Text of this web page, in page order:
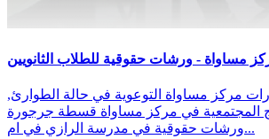
مركز مساواة التوعوية في حالة الطوارئ,
المجتمعية في مركز مساواة قسطة جرجورة
ورشات حقوقية في مدرسة الرازي في ام...